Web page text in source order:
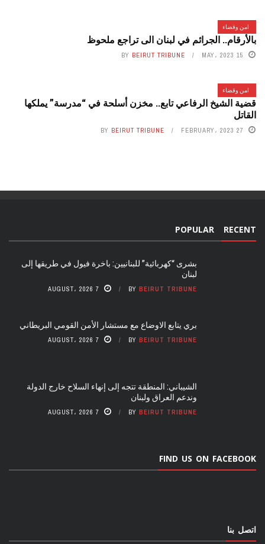
امن وقضاء
بالأرقام.. الجرائم في لبنان الى تراجع ملحوظ
15 MAY، 2023 BY BEIRUT TRIBUNE
امن وقضاء
قضية الشيخ الرفاعي تابع.. مخزن أسلحة في “مدرسة” يملكها
القاتل
27 FEBRUARY، 2023 BY BEIRUT TRIBUNE
RECENT
POPULAR
بشرى “كهربائية” للبنانيين: باخرة فيول في طريقها إلى
لبنان
BY BEIRUT TRIBUNE 7 AUGUST، 2026
بري يتابع الاوضاع مع مستشار الأمن القومي البريطاني
BY BEIRUT TRIBUNE 7 AUGUST، 2026
الشيباني: المنطقة تتجه إلى إنهاء السلاح خارج الدولة
وندعم العراق ولبنان
BY BEIRUT TRIBUNE 7 AUGUST، 2026
FIND US ON FACEBOOK
اتصل بنا